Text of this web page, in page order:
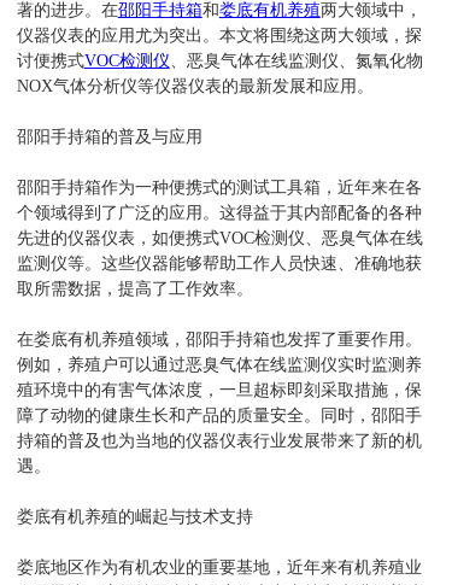
著的进步。在邵阳手持箱和娄底有机养殖两大领域中，
仪器仪表的应用尤为突出。本文将围绕这两大领域，探
讨便携式VOC检测仪、恶臭气体在线监测仪、氮氧化物
NOX气体分析仪等仪器仪表的最新发展和应用。
邵阳手持箱的普及与应用
邵阳手持箱作为一种便携式的测试工具箱，近年来在各
个领域得到了广泛的应用。这得益于其内部配备的各种
先进的仪器仪表，如便携式VOC检测仪、恶臭气体在线
监测仪等。这些仪器能够帮助工作人员快速、准确地获
取所需数据，提高了工作效率。
在娄底有机养殖领域，邵阳手持箱也发挥了重要作用。
例如，养殖户可以通过恶臭气体在线监测仪实时监测养
殖环境中的有害气体浓度，一旦超标即刻采取措施，保
障了动物的健康生长和产品的质量安全。同时，邵阳手
持箱的普及也为当地的仪器仪表行业发展带来了新的机
遇。
娄底有机养殖的崛起与技术支持
娄底地区作为有机农业的重要基地，近年来有机养殖业